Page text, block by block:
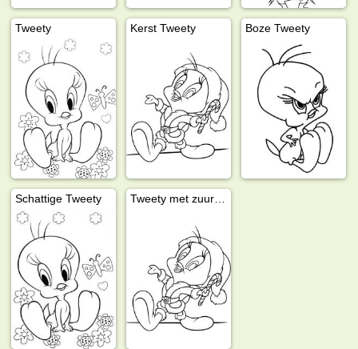
Tweety Kerst Tweety Boze Tweety
Schattige Tweety